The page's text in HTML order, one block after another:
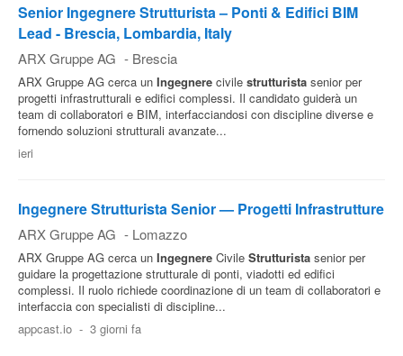
Senior Ingegnere Strutturista – Ponti & Edifici BIM
Lead - Brescia, Lombardia, Italy
ARX Gruppe AG - Brescia
ARX Gruppe AG cerca un Ingegnere civile strutturista senior per
progetti infrastrutturali e edifici complessi. Il candidato guiderà un
team di collaboratori e BIM, interfacciandosi con discipline diverse e
fornendo soluzioni strutturali avanzate...
ieri
Ingegnere Strutturista Senior — Progetti Infrastrutture
ARX Gruppe AG - Lomazzo
ARX Gruppe AG cerca un Ingegnere Civile Strutturista senior per
guidare la progettazione strutturale di ponti, viadotti ed edifici
complessi. Il ruolo richiede coordinazione di un team di collaboratori e
interfaccia con specialisti di discipline...
appcast.io - 3 giorni fa